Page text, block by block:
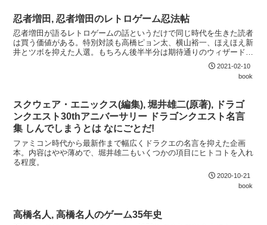
忍者増田, 忍者増田のレトロゲーム忍法帖
忍者増田が語るレトロゲームの話というだけで同じ時代を生きた読者
は買う価値がある。特別対談も高橋ピョン太、横山裕一、ほえほえ新
井とツボを抑えた人選。もちろん後半半分は期待通りのウィザードリ
ィの話。ファミコン版だけではなく外伝も押さえているなど抜かりな
2021-02-10
book
スクウェア・エニックス(編集), 堀井雄二(原著), ドラゴ
ンクエスト30thアニバーサリー ドラゴンクエスト名言
集 しんでしまうとは なにごとだ!
ファミコン時代から最新作まで幅広くドラクエの名言を抑えた企画
本。内容はやや薄めで、堀井雄二もいくつかの項目にヒトコトを入れ
る程度。
2020-10-21
book
高橋名人, 高橋名人のゲーム35年史